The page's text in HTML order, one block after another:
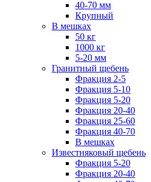
40-70 мм
Крупный
В мешках
50 кг
1000 кг
5-20 мм
Гранитный щебень
Фракция 2-5
Фракция 5-10
Фракция 5-20
Фракция 20-40
Фракция 25-60
Фракция 40-70
В мешках
Известняковый щебень
Фракция 5-20
Фракция 20-40